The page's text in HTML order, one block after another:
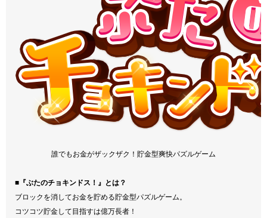
誰でもお金がザックザク！貯金型爽快パズルゲーム
■『ぶたのチョキンドス！』とは？
ブロックを消してお金を貯める貯金型パズルゲーム。
コツコツ貯金して目指すは億万長者！